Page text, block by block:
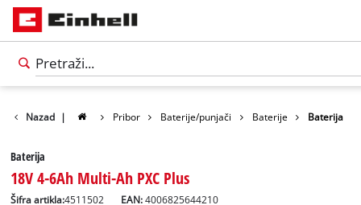
Nazad | Pribor Baterije/punjači Baterije Baterija
Baterija
18V 4-6Ah Multi-Ah PXC Plus
Šifra artikla:4511502 EAN:4006825644210